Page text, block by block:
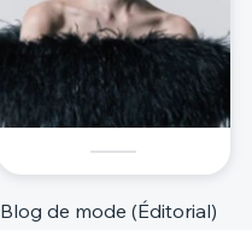
Blog de mode (Éditorial)